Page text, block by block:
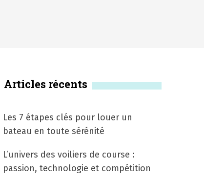
Articles récents
Les 7 étapes clés pour louer un
bateau en toute sérénité
L’univers des voiliers de course :
passion, technologie et compétition